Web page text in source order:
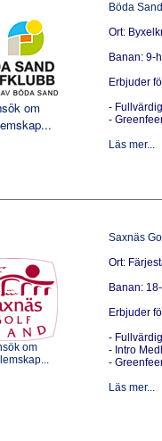
om
Böda
Ort:
Banan: 9-
Erbjuder
-
-
Läs mer...
om
Saxnäs
Ort:
Banan:
Erbjuder
-
- Intro
-
Läs mer...